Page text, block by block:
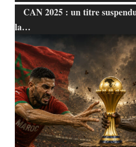
CAN 2025 : un titre
la…